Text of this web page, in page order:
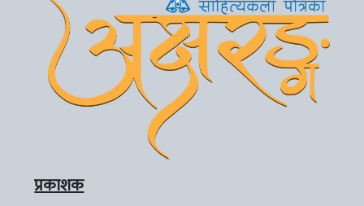
प्रकाशक